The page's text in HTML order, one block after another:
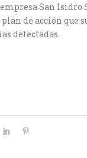
San Isidro
de acción que
detectadas.